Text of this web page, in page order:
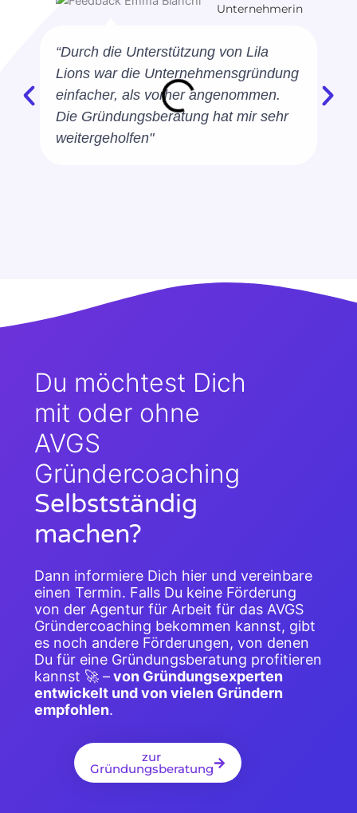
“Durch die Unterstützung von Lila
Lions war die Unternehmensgründung
einfacher, als vorher angenommen.
Die Gründungsberatung hat mir sehr
weitergeholfen"
Unternehmerin
Du möchtest Dich
mit oder ohne
AVGS
Gründercoaching
Selbstständig
machen?
Dann informiere Dich hier und vereinbare
einen Termin. Falls Du keine Förderung
von der Agentur für Arbeit für das AVGS
Gründercoaching bekommen kannst, gibt
es noch andere Förderungen, von denen
Du für eine Gründungsberatung profitieren
kannst 🚀 –von Gründungsexperten
entwickelt und von vielen Gründern
empfohlen.
zur
Gründungsberatung